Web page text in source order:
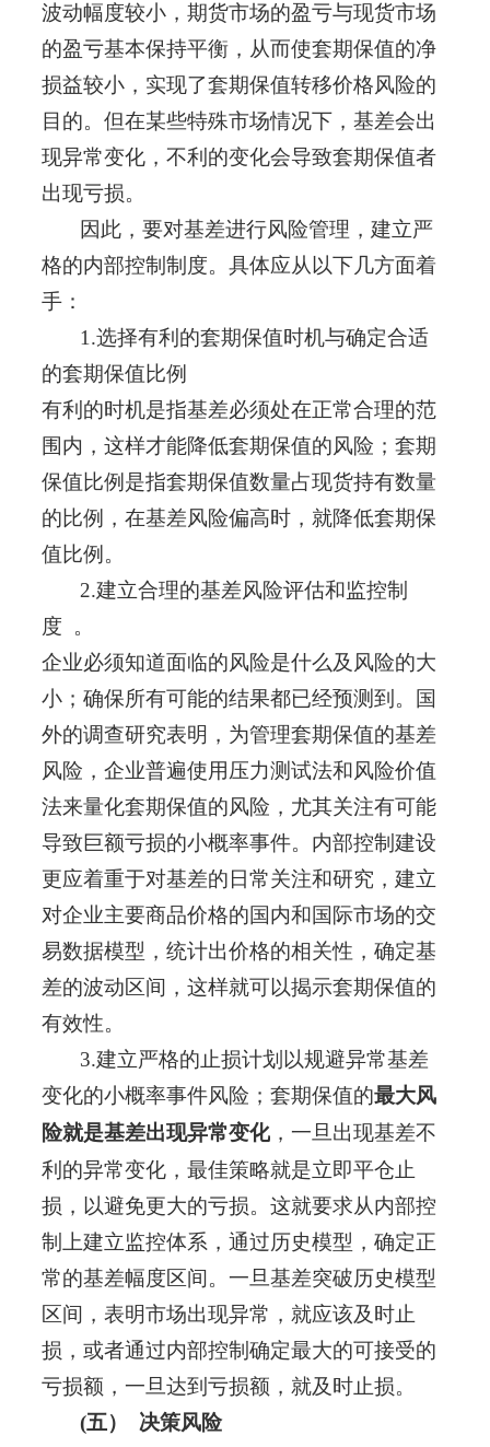
波动幅度较小，期货市场的盈亏与现货市场
的盈亏基本保持平衡，从而使套期保值的净
损益较小，实现了套期保值转移价格风险的
目的。但在某些特殊市场情况下，基差会出
现异常变化，不利的变化会导致套期保值者
出现亏损。
因此，要对基差进行风险管理，建立严
格的内部控制制度。具体应从以下几方面着
手：
1.选择有利的套期保值时机与确定合适
的套期保值比例
有利的时机是指基差必须处在正常合理的范
围内，这样才能降低套期保值的风险；套期
保值比例是指套期保值数量占现货持有数量
的比例，在基差风险偏高时，就降低套期保
值比例。
2.建立合理的基差风险评估和监控制
度 。
企业必须知道面临的风险是什么及风险的大
小；确保所有可能的结果都已经预测到。国
外的调查研究表明，为管理套期保值的基差
风险，企业普遍使用压力测试法和风险价值
法来量化套期保值的风险，尤其关注有可能
导致巨额亏损的小概率事件。内部控制建设
更应着重于对基差的日常关注和研究，建立
对企业主要商品价格的国内和国际市场的交
易数据模型，统计出价格的相关性，确定基
差的波动区间，这样就可以揭示套期保值的
有效性。
3.建立严格的止损计划以规避异常基差
变化的小概率事件风险； 套期保值的最大风
险就是基差出现异常变化，一旦出现基差不
利的异常变化，最佳策略就是立即平仓止
损，以避免更大的亏损。这就要求从内部控
制上建立监控体系，通过历史模型，确定正
常的基差幅度区间。一旦基差突破历史模型
区间，表明市场出现异常，就应该及时止
损，或者通过内部控制确定最大的可接受的
亏损额，一旦达到亏损额，就及时止损。
(五） 决策风险